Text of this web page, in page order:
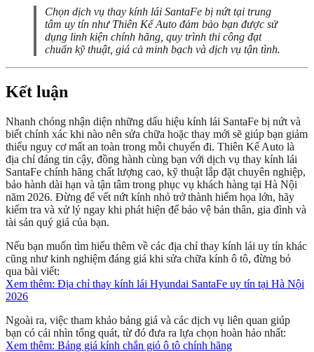
Chọn dịch vụ thay kính lái SantaFe bị nứt tại trung
tâm uy tín như Thiên Kế Auto đảm bảo bạn được sử
dụng linh kiện chính hãng, quy trình thi công đạt
chuẩn kỹ thuật, giá cả minh bạch và dịch vụ tận tình.
Kết luận
Nhanh chóng nhận diện những dấu hiệu kính lái SantaFe bị nứt và
biết chính xác khi nào nên sửa chữa hoặc thay mới sẽ giúp bạn giảm
thiểu nguy cơ mất an toàn trong mỗi chuyến đi. Thiên Kế Auto là
địa chỉ đáng tin cậy, đồng hành cùng bạn với dịch vụ thay kính lái
SantaFe chính hãng chất lượng cao, kỹ thuật lắp đặt chuyên nghiệp,
bảo hành dài hạn và tận tâm trong phục vụ khách hàng tại Hà Nội
năm 2026. Đừng để vết nứt kính nhỏ trở thành hiểm họa lớn, hãy
kiểm tra và xử lý ngay khi phát hiện để bảo vệ bản thân, gia đình và
tài sản quý giá của bạn.
Nếu bạn muốn tìm hiểu thêm về các địa chỉ thay kính lái uy tín khác
cũng như kinh nghiệm đáng giá khi sửa chữa kính ô tô, đừng bỏ
qua bài viết:
Xem thêm: Địa chỉ thay kính lái Hyundai SantaFe uy tín tại Hà Nội
2026
Ngoài ra, việc tham khảo bảng giá và các dịch vụ liên quan giúp
bạn có cái nhìn tổng quát, từ đó đưa ra lựa chọn hoàn hảo nhất:
Xem thêm: Bảng giá kính chắn gió ô tô chính hãng